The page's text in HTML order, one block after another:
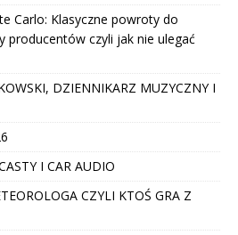
Carlo: Klasyczne powroty do
producentów czyli jak nie ulegać
DZIENNIKARZ MUZYCZNY I
I CAR AUDIO
CZYLI KTOŚ GRA Z